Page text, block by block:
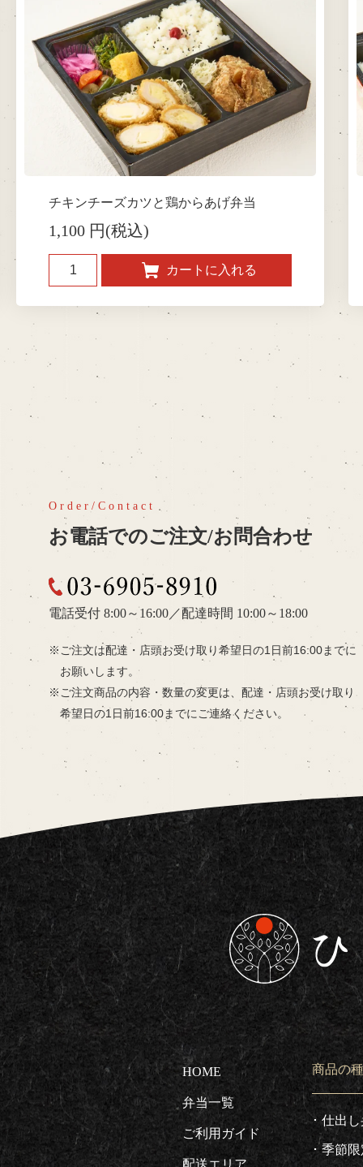
チキンチーズカツと鶏からあげ弁当
1,100 円(税込)
お電話でのご注文/お問合わせ
03-6905-8910
電話受付 8:00～16:00 ／配達時間 10:00～18:00
ご注文は配達・店頭お受け取り希望日の1日前16:00までに
お願いします。
ご注文商品の内容・数量の変更は、 配達・店頭お受け取り
希望日の1日前16:00までにご連絡ください。
東京都板橋区で仕出
HOME
弁当一覧
ご利用ガイド
配送エリア
商品の
仕出
季節